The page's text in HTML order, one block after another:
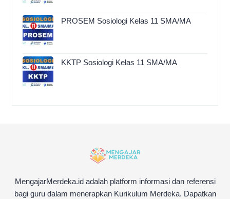
PROSEM Sosiologi Kelas 11 SMA/MA
KKTP Sosiologi Kelas 11 SMA/MA
MengajarMerdeka.id adalah platform informasi dan referensi
bagi guru dalam menerapkan Kurikulum Merdeka. Dapatkan